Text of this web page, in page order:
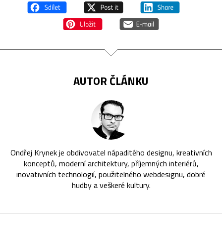
AUTOR ČLÁNKU
Ondřej Krynek je obdivovatel nápaditého designu, kreativních
konceptů, moderní architektury, příjemných interiérů,
inovativních technologií, použitelného webdesignu, dobré
hudby a veškeré kultury.